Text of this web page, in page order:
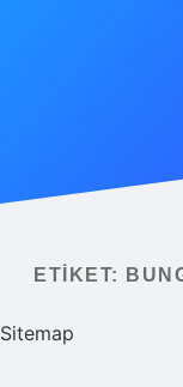
Yasal Uyarı
Hakkımızda
ETIKET:
Sitemap